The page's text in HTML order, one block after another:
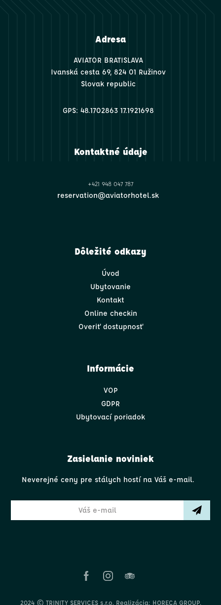
Adresa
AVIATOR BRATISLAVA
Ivanská cesta 69, 824 01 Ružinov
Slovak republic
GPS: 48.1702863 17.1921698
Kontaktné údaje
+421 948 047 787
reservation@aviatorhotel.sk
Dôležité odkazy
Úvod
Ubytovanie
Kontakt
Online checkin
Overiť dostupnosť
Informácie
VOP
GDPR
Ubytovací poriadok
Zasielanie noviniek
Neverejné ceny pre stálych hostí na Váš e-mail.
2024 © TRINITY SERVICES s.r.o. Realizácia: HORECA GROUP.